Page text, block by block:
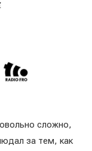
сложно,
за тем, как